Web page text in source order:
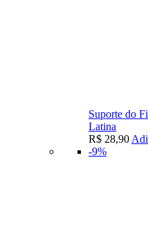
Suporte do
Latina
R$ 28,90
-9%